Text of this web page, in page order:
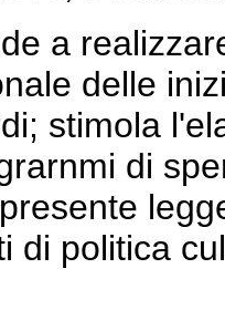
a
delle
stimola
di
di politica